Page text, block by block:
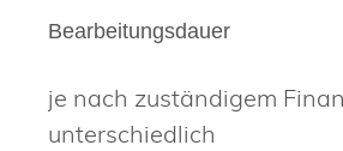
Bearbeitungsdauer
je nach zuständigem
unterschiedlich